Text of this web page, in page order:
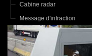
Cabine radar
Message d'infraction